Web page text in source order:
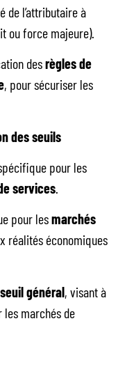
de l’attributaire à
ou force majeure).
desrègles de
, pour sécuriser les
des seuils
pour les
services.
pour lesmarchés
réalités économiques
seuil général, visant à
marchés de